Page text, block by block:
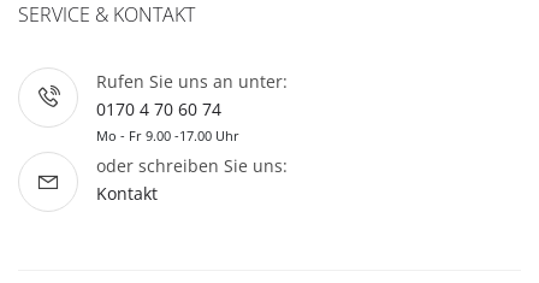
SERVICE & KONTAKT
Rufen Sie uns an unter:
0170 4 70 60 74
Mo - Fr 9.00 -17.00 Uhr
oder schreiben Sie uns:
Kontakt